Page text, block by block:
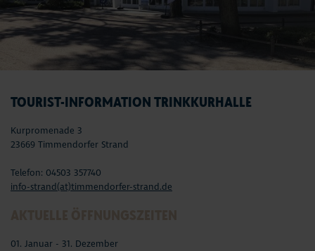
TOURIST-INFORMATION TRINKKURHALLE
Kurpromenade 3
23669 Timmendorfer Strand
Telefon: 04503 357740
info-strand(at)timmendorfer-strand.de
01. Januar - 31. Dezember